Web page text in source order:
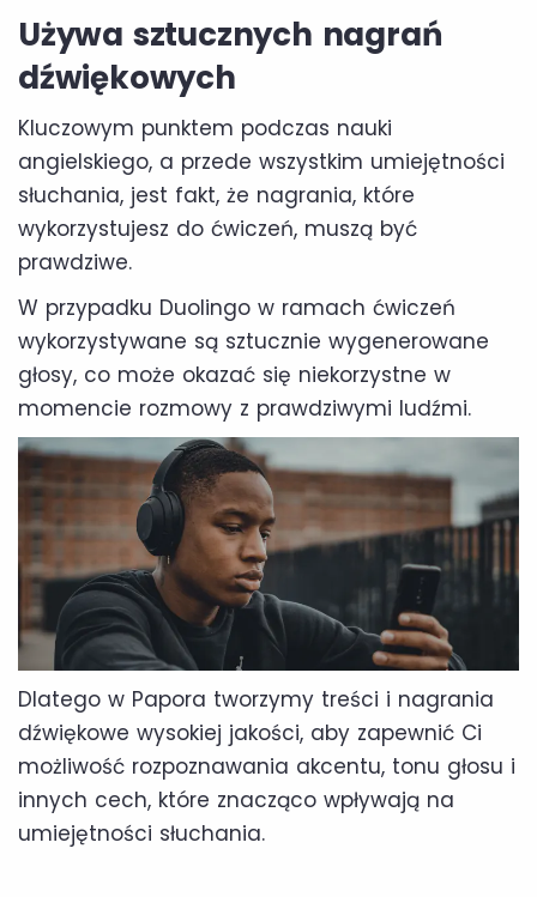
Używa sztucznych nagrań
dźwiękowych
Kluczowym punktem podczas nauki
angielskiego, a przede wszystkim umiejętności
słuchania, jest fakt, że nagrania, które
wykorzystujesz do ćwiczeń, muszą być
prawdziwe.
W przypadku Duolingo w ramach ćwiczeń
wykorzystywane są sztucznie wygenerowane
głosy, co może okazać się niekorzystne w
momencie rozmowy z prawdziwymi ludźmi.
Dlatego w Papora tworzymy treści i nagrania
dźwiękowe wysokiej jakości, aby zapewnić Ci
możliwość rozpoznawania akcentu, tonu głosu i
innych cech, które znacząco wpływają na
umiejętności słuchania.